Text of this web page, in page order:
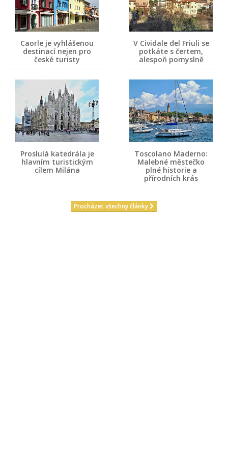
Caorle je vyhlášenou
destinací nejen pro
české turisty
V Cividale del Friuli se
potkáte s čertem,
alespoň pomyslně
Proslulá katedrála je
hlavním turistickým
cílem Milána
Toscolano Maderno:
Malebné městečko
plné historie a
přírodních krás
Procházet všechny články